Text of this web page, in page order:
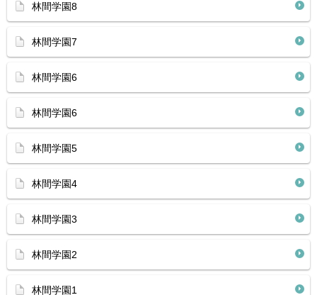
林間学園8
林間学園7
林間学園6
林間学園6
林間学園5
林間学園4
林間学園3
林間学園2
林間学園1